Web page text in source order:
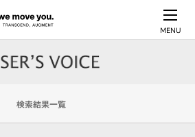
MENU
検索結果一覧